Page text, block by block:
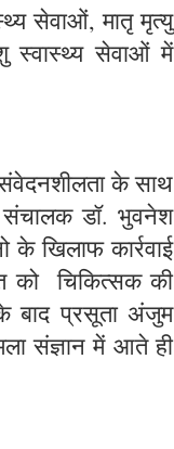
सेवाओं, मातृ मृत्यु
स्वास्थ्य सेवाओं में
के साथ
संचालक डॉ. भुवनेश
के खिलाफ कार्रवाई
को चिकित्सक की
के बाद प्रसूता अंजुम
संज्ञान में आते ही